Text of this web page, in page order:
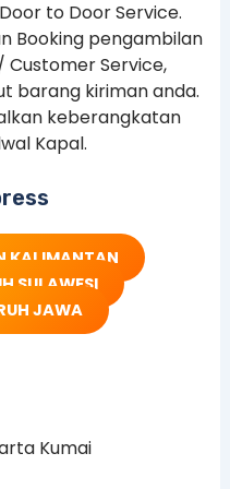
to Door Service.
Booking pengambilan
Service,
barang kiriman anda.
keberangkatan
Kapal.
KALIMANTAN
SULAWESI
JAWA
Kumai